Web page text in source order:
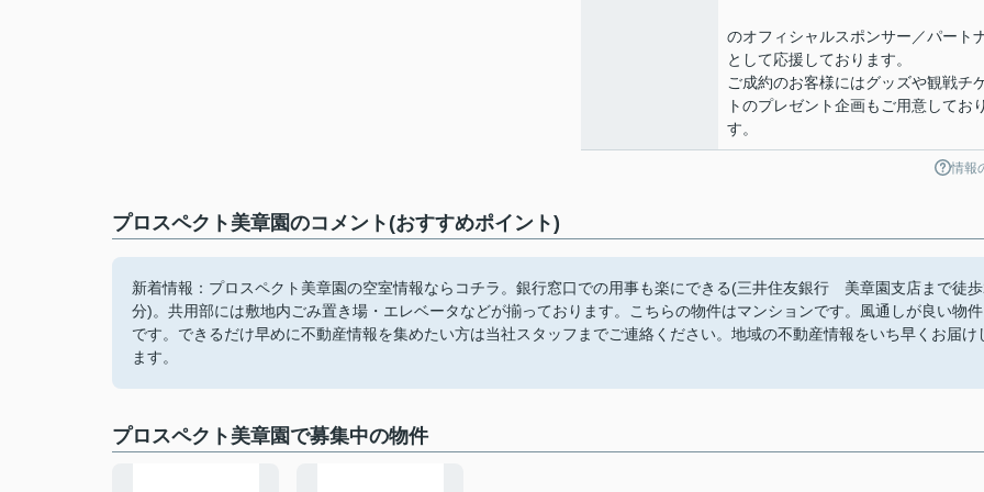
のオフィシャルスポンサー／パート
として応援しております。
ご成約のお客様にはグッズや観戦チ
トのプレゼント企画もご用意してお
す。
情報
プロスペクト美章園のコメント(おすすめポイント)
新着情報：プロスペクト美章園の空室情報ならコチラ。銀行窓口での用事も楽にできる(三井住友銀行 美章園支店まで徒
分)。共用部には敷地内ごみ置き場・エレベータなどが揃っております。こちらの物件はマンションです。風通しが良い物件
です。できるだけ早めに不動産情報を集めたい方は当社スタッフまでご連絡ください。地域の不動産情報をいち早くお届け
ます。
プロスペクト美章園で募集中の物件